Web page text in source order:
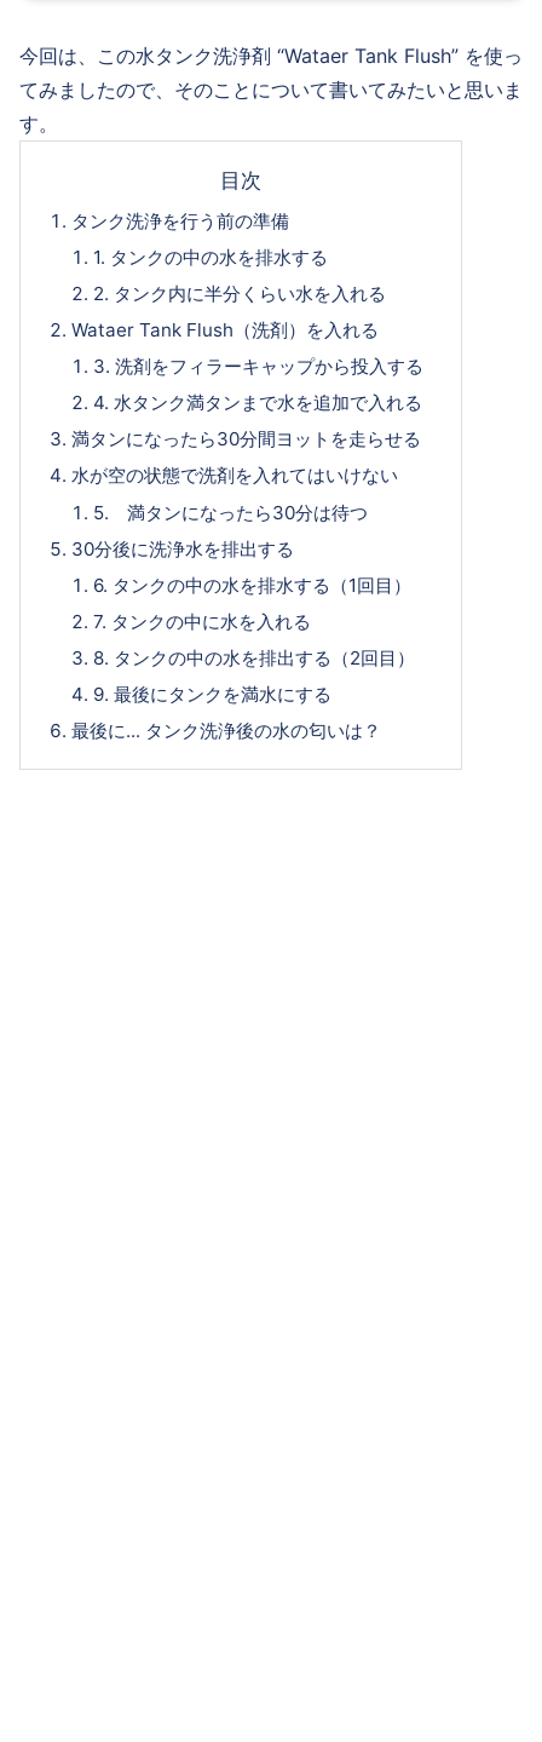
今回は、この水タンク洗浄剤 “Wataer Tank Flush” を使っ
てみましたので、そのことについて書いてみたいと思いま
す。
目次
タンク洗浄を行う前の準備
1. タンクの中の水を排水する
2. タンク内に半分くらい水を入れる
Wataer Tank Flush（洗剤）を入れる
3. 洗剤をフィラーキャップから投入する
4. 水タンク満タンまで水を追加で入れる
満タンになったら30分間ヨットを走らせる
水が空の状態で洗剤を入れてはいけない
5. 満タンになったら30分は待つ
30分後に洗浄水を排出する
6. タンクの中の水を排水する（1回目）
7. タンクの中に水を入れる
8. タンクの中の水を排出する（2回目）
9. 最後にタンクを満水にする
最後に... タンク洗浄後の水の匂いは？